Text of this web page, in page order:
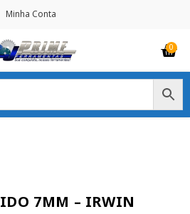
Minha Conta
7MM – IRWIN